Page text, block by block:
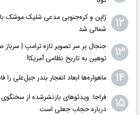
۱۲
ژاپن و کره‌جنوبی مدعی شلیک موشک
شمالی شد
۱۳
جنجال بر سر تصویر تازه ترامپ |
توهین به تاریخ نظامی آمریکا!
۱۴ ماهواره‌ها ابعاد انفجار بندر جبل‌علی را
۱۵
فراجا: ویدئوهای بازنشرشده از
درباره حجاب جعلی است